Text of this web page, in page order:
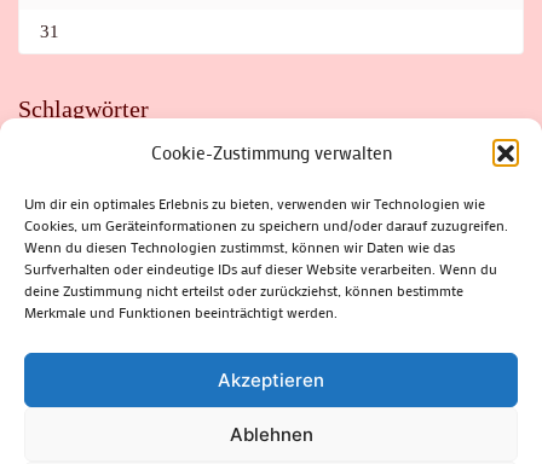
Cookie-Zustimmung verwalten
Um dir ein optimales Erlebnis zu bieten, verwenden wir Technologien wie
Cookies, um Geräteinformationen zu speichern und/oder darauf zuzugreifen.
Wenn du diesen Technologien zustimmst, können wir Daten wie das
Surfverhalten oder eindeutige IDs auf dieser Website verarbeiten. Wenn du
deine Zustimmung nicht erteilst oder zurückziehst, können bestimmte
Merkmale und Funktionen beeinträchtigt werden.
Akzeptieren
Ablehnen
31
Schlagwörter
FAHRRAD
FLOHMARKT FOLK GEWINNSPIEL
HITZE
HITZEFALLE AUTO
IRISH DANCE JAZZ
KABARETT
KINDER
KIRMES KLASSIK
KLEINE SUHLER REIHE
KRIMI
KULTUR LESUNG LOTTO
MEININGEN
PARASITEN
PILZE SCHLEUSINGEN
SCHULWEG
SOMMERFERIEN
SPORT SRH
STADTFEST
STADTMARKETING
STRASSENSPERRUNG
SUHL
SUHLER FRÜHLING
SUHLER STADTMARKETING
THÜRINGER WALD
ZELLA-MEHLIS